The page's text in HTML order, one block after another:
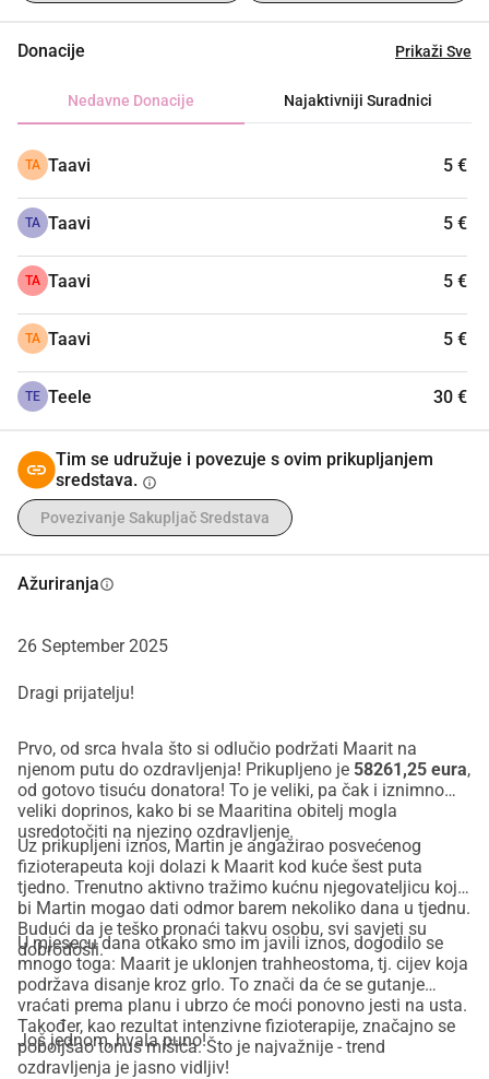
Donacije Prikaži Sve
Nedavne Donacije Najaktivniji Suradnici
TA Taavi 5 €
TA Taavi 5 €
TA Taavi 5 €
TA Taavi 5 €
TE Teele 30 €
Tim se udružuje i povezuje s ovim prikupljanjem
sredstava. info
Povezivanje Sakupljač Sredstava
Ažuriranjainfo
26 September 2025
Dragi prijatelju!
Prvo, od srca hvala što si odlučio podržati Maarit na
njenom putu do ozdravljenja! Prikupljeno je 58261,25 eura,
od gotovo tisuću donatora! To je veliki, pa čak i iznimno
veliki doprinos, kako bi se Maaritina obitelj mogla
usredotočiti na njezino ozdravljenje.
Uz prikupljeni iznos, Martin je angažirao posvećenog
fizioterapeuta koji dolazi k Maarit kod kuće šest puta
tjedno. Trenutno aktivno tražimo kućnu njegovateljicu koja
bi Martin mogao dati odmor barem nekoliko dana u tjednu.
Budući da je teško pronaći takvu osobu, svi savjeti su
dobrodošli.
U mjesecu dana otkako smo im javili iznos, dogodilo se
mnogo toga: Maarit je uklonjen trahheostoma, tj. cijev koja
podržava disanje kroz grlo. To znači da će se gutanje
vraćati prema planu i ubrzo će moći ponovno jesti na usta.
Također, kao rezultat intenzivne fizioterapije, značajno se
poboljšao tonus mišića. Što je najvažnije - trend
ozdravljenja je jasno vidljiv!
Još jednom, hvala puno!